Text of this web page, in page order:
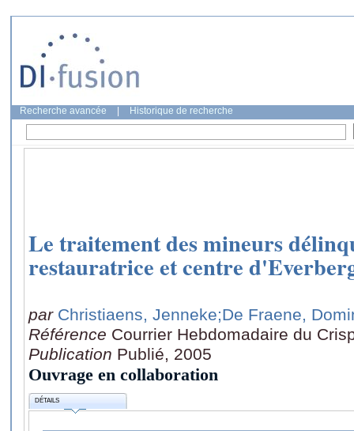
Recherche avancée Historique de recherche
Le traitement des mineurs
restauratrice et centre
par Christiaens, Jenneke;De Fraene,
Référence Courrier Hebdomadaire du
Publication Publié, 2005
Ouvrage en collaboration
DÉTAILS